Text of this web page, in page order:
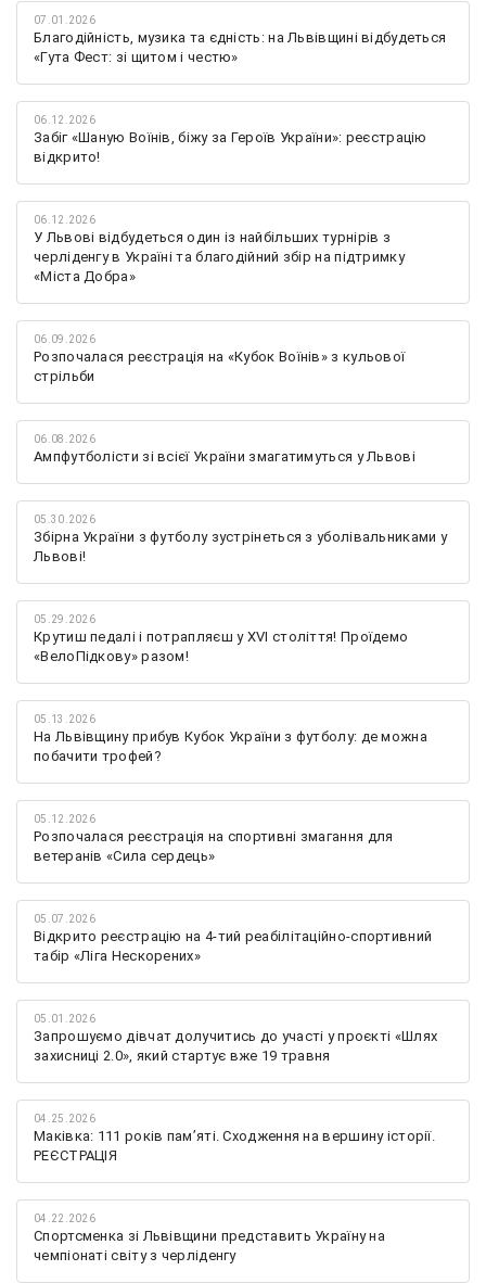
07.01.2026
Благодійність, музика та єдність: на Львівщині відбудеться
«Гута Фест: зі щитом і честю»
06.12.2026
Забіг «Шаную Воїнів, біжу за Героїв України»: реєстрацію
відкрито!
06.12.2026
У Львові відбудеться один із найбільших турнірів з
черліденгу в Україні та благодійний збір на підтримку
«Міста Добра»
06.09.2026
Розпочалася реєстрація на «Кубок Воїнів» з кульової
стрільби
06.08.2026
Ампфутболісти зі всієї України змагатимуться у Львові
05.30.2026
Збірна України з футболу зустрінеться з уболівальниками у
Львові!
05.29.2026
Крутиш педалі і потрапляєш у XVI століття! Проїдемо
«ВелоПідкову» разом!
05.13.2026
На Львівщину прибув Кубок України з футболу: де можна
побачити трофей?
05.12.2026
Розпочалася реєстрація на спортивні змагання для
ветеранів «Сила сердець»
05.07.2026
Відкрито реєстрацію на 4-тий реабілітаційно-спортивний
табір «Ліга Нескорених»
05.01.2026
Запрошуємо дівчат долучитись до участі у проєкті «Шлях
захисниці 2.0», який стартує вже 19 травня
04.25.2026
Маківка: 111 років пам’яті. Сходження на вершину історії.
РЕЄСТРАЦІЯ
04.22.2026
Спортсменка зі Львівщини представить Україну на
чемпіонаті світу з черліденгу